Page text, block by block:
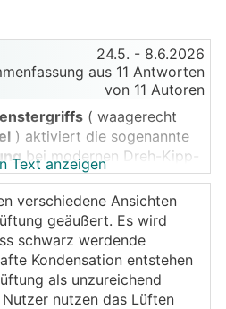
24.5. - 8.6.2026
aus 11 Antworten
von 11 Autoren
( waagerecht
) aktiviert die sogenannte
bei modernen Dreh-Kipp-
löst sich dabei nur um
und ermöglicht einen
Luftaustausch.
Text anzeigen
verschiedene Ansichten
geäußert. Es wird
schwarz werdende
Kondensation entstehen
als unzureichend
nutzen das Lüften